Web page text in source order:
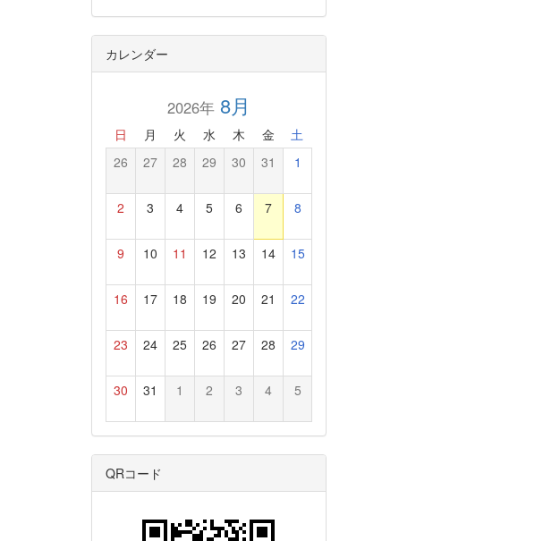
カレンダー
2026年8月
日 月 火 水 木 金 土
26 27 28 29 30 31 1
2 3 4 5 6 7 8
9 10 11 12 13 14 15
16 17 18 19 20 21 22
23 24 25 26 27 28 29
30 31 1 2 3 4 5
QRコード